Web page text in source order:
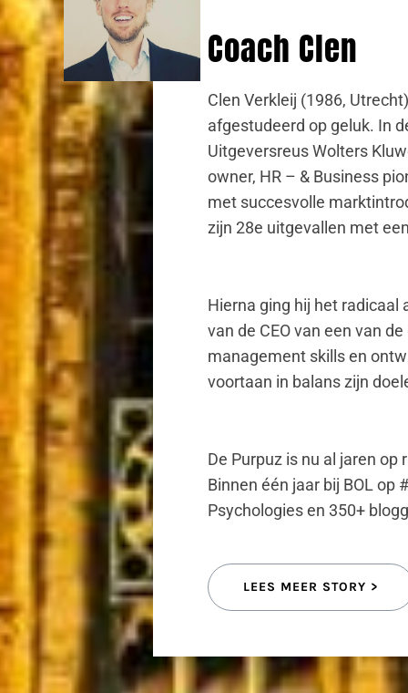
Coach Clen
Clen Verkleij (1986,
afgestudeerd op geluk. In
Uitgeversreus Wolters
owner, HR – & Business
met succesvolle
zijn 28e uitgevallen met
Hierna ging hij het radicaal
van de CEO van een van
management skills en
voortaan in balans zijn
De Purpuz is nu al jaren op
Binnen één jaar bij BOL op
Psychologies en 350+
LEES MEER STORY >